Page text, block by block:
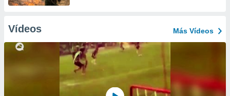
Vídeos Más Vídeos